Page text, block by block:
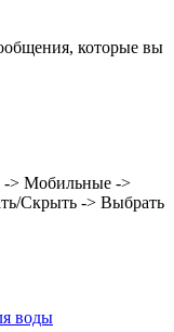
которые вы
-> Мобильные ->
Скрыть -> Выбрать
воды